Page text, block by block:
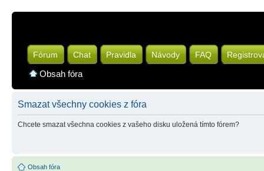
Fórum Chat Pravidla Návody FAQ
Obsah fóra
Smazat všechny cookies z fóra
Chcete smazat všechna cookies z vašeho disku uložená tímto fórem?
Obsah fóra